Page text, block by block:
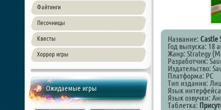
Файтинги
Песочницы
Квесты
Хоррор игры
Ожидаемые игры
Название: Castle
Год выпуска: 18
Жанр: Strategy
Разработчик:
Издательство:
Платформа: PC
Тип издания:
Язык
Язык озвучки:
Таблетка: